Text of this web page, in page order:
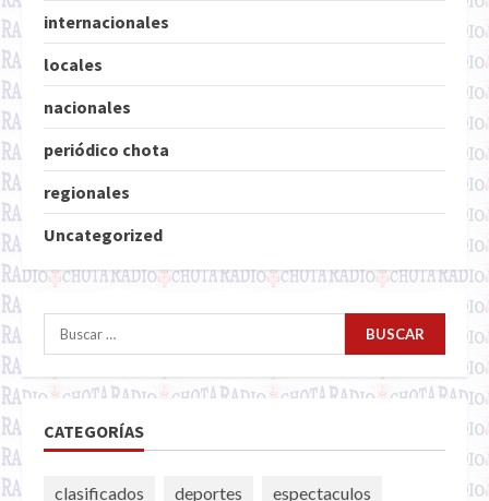
internacionales
locales
nacionales
periódico chota
regionales
Uncategorized
Buscar:
CATEGORÍAS
clasificados deportes
espectaculos